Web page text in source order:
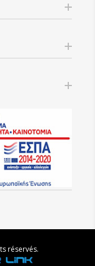
réservés.